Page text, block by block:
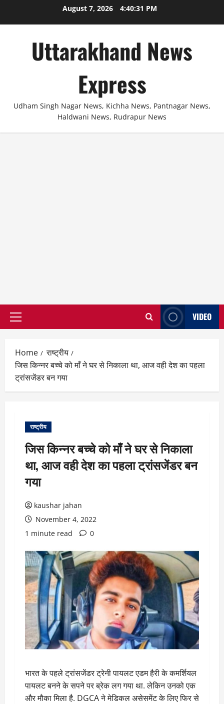
August 7, 2026 4:40:32 PM
Uttarakhand News
Express
Udham Singh Nagar News, Kichha News, Pantnagar News,
Haldwani News, Rudrapur News
Primary
VIDEO
Home
राष्ट्रीय
जिस किन्नर बच्चे को माँ ने घर से निकाला था, आज वही देश का पहला
ट्रांसजेंडर बन गया
राष्ट्रीय
जिस किन्नर बच्चे को माँ ने घर से निकाला
था, आज वही देश का पहला ट्रांसजेंडर बन
गया
kaushar jahan
November 4, 2022
1 minute read
0
भारत के पहले ट्रांसजेंडर ट्रेनी पायलट एडम हैरी के कमर्शियल
पायलट बनने के सपने पर ब्रेक लग गया था. लेकिन उनको एक
और मौका मिला है. DGCA ने मेडिकल असेसमेंट के लिए फिर से